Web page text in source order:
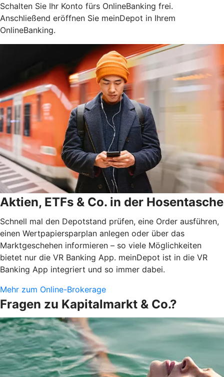
Schalten Sie Ihr Konto fürs OnlineBanking frei.
Anschließend eröffnen Sie meinDepot in Ihrem
OnlineBanking.
Aktien, ETFs & Co. in der Hosentasche
Schnell mal den Depotstand prüfen, eine Order ausführen,
einen Wertpapiersparplan anlegen oder über das
Marktgeschehen informieren – so viele Möglichkeiten
bietet nur die VR Banking App. meinDepot ist in die VR
Banking App integriert und so immer dabei.
Mehr zum Online-Brokerage
Fragen zu Kapitalmarkt & Co.?